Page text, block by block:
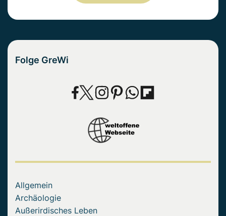
Folge GreWi
Allgemein
Archäologie
Außerirdisches Leben